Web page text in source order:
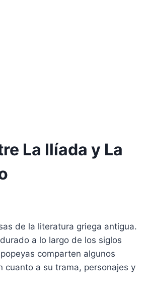
La Ilíada y La
de la literatura griega antigua.
a lo largo de los siglos
comparten algunos
cuanto a su trama, personajes y